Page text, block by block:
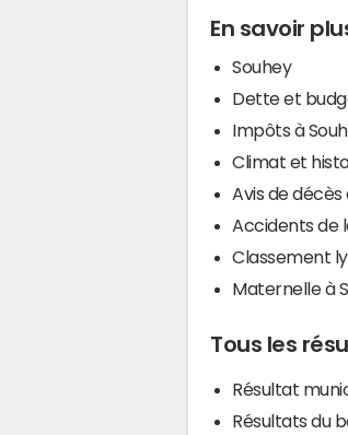
En savoir
Souhey
Dette et
Impôts à
Climat et
Avis de décès
Accidents de
Classement
Maternelle à
Tous les
Résultat
Résultats du